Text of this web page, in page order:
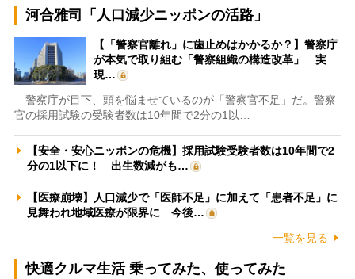
河合雅司「人口減少ニッポンの活路」
【「警察官離れ」に歯止めはかかるか？】警察庁
が本気で取り組む「警察組織の構造改革」 実
現…
警察庁が目下、頭を悩ませているのが「警察官不足」だ。警察
官の採用試験の受験者数は10年間で2分の1以…
【安全・安心ニッポンの危機】採用試験受験者数は10年間で2
分の1以下に！ 出生数減がも…
【医療崩壊】人口減少で「医師不足」に加えて「患者不足」に
見舞われ地域医療が限界に 今後…
一覧を見る
快適クルマ生活 乗ってみた、使ってみた